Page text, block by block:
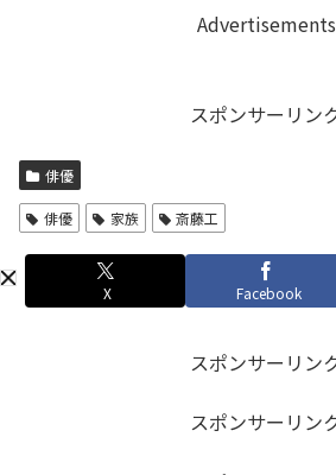
Advertisements
スポンサーリン
俳優
俳優 家族 斎藤工
X Facebook
スポンサーリン
スポンサーリン